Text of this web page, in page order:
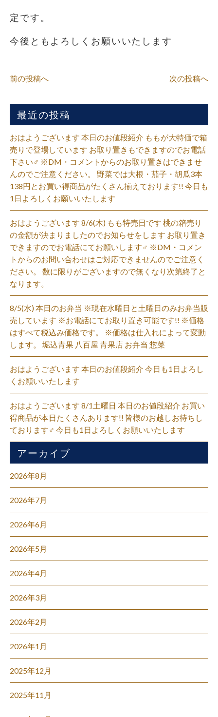
定です。
今後ともよろしくお願いいたします
前の投稿へ 次の投稿へ
最近の投稿
おはようございます 本日のお値段紹介 ももが大特価で箱
売りで登場しています お取り置きもできますのでお電話
下さい‍♂️ ※DM・コメントからのお取り置きはできませ
んのでご注意ください。 野菜では大根・茄子・胡瓜3本
138円とお買い得商品がたくさん揃えております!! 今日も
1日よろしくお願いいたします
おはようございます 8/6(木) もも特売日です 桃の箱売り
の金額が決まりましたのでお知らせをします お取り置き
できますのでお電話にてお願いします‍♂️ ※DM・コメン
トからのお問い合わせはご対応できませんのでご注意く
ださい。 数に限りがございますので無くなり次第終了と
なります。
8/5(水) 本日のお弁当 ※現在水曜日と土曜日のみお弁当販
売しています ※お電話にてお取り置き可能です!! ※価格
はすべて税込み価格です。 ※価格は仕入れによって変動
します。 堀込青果 八百屋 青果店 お弁当 惣菜
おはようございます 本日のお値段紹介 今日も1日よろし
くお願いいたします
おはようございます 8/1土曜日 本日のお値段紹介 お買い
得商品が本日たくさんあります!! 皆様のお越しお待ちし
ております‍♂️ 今日も1日よろしくお願いいたします
アーカイブ
2026年8月
2026年7月
2026年6月
2026年5月
2026年4月
2026年3月
2026年2月
2026年1月
2025年12月
2025年11月